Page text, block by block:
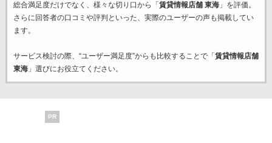
総合満足度だけでなく、様々な切り口から「 賃貸情報店舗 東海」を評価。
さらに回答者の口コミや評判といった、実際のユーザーの声も掲載してい
ます。
サービス検討の際、“ユーザー満足度”からも比較することで「 賃貸情報店舗
東海」選びにお役立てください。
PR